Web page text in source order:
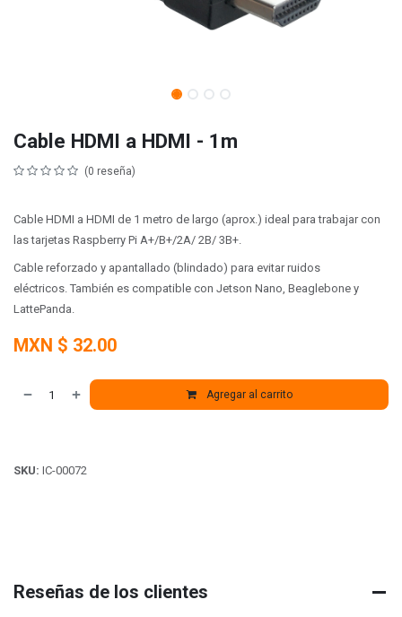
Cable HDMI a HDMI - 1m
(0 reseña)
Cable HDMI a HDMI de 1 metro de largo (aprox.) ideal para trabajar con
las tarjetas Raspberry Pi A+/B+/2A/ 2B/ 3B+.
Cable reforzado y apantallado (blindado) para evitar ruidos
eléctricos. También es compatible con Jetson Nano, Beaglebone y
LattePanda.
MXN $ 32.00
Agregar al carrito
SKU: IC-00072
Reseñas de los clientes